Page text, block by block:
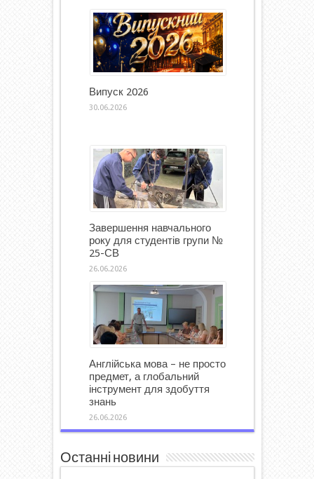
Випуск 2026
30.06.2026
Завершення навчального
року для студентів групи №
25-СВ
26.06.2026
Англійська мова – не просто
предмет, а глобальний
інструмент для здобуття
знань
26.06.2026
Останні новини